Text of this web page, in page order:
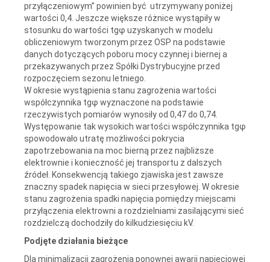
przyłączeniowym” powinien być utrzymywany poniżej
wartości 0,4. Jeszcze większe różnice wystąpiły w
stosunku do wartości tgφ uzyskanych w modelu
obliczeniowym tworzonym przez OSP na podstawie
danych dotyczących poboru mocy czynnej i biernej a
przekazywanych przez Spółki Dystrybucyjne przed
rozpoczęciem sezonu letniego.
W okresie wystąpienia stanu zagrożenia wartości
współczynnika tgφ wyznaczone na podstawie
rzeczywistych pomiarów wynosiły od 0,47 do 0,74.
Występowanie tak wysokich wartości współczynnika tgφ
spowodowało utratę możliwości pokrycia
zapotrzebowania na moc bierną przez najbliższe
elektrownie i konieczność jej transportu z dalszych
źródeł. Konsekwencją takiego zjawiska jest zawsze
znaczny spadek napięcia w sieci przesyłowej. W okresie
stanu zagrożenia spadki napięcia pomiędzy miejscami
przyłączenia elektrowni a rozdzielniami zasilającymi sieć
rozdzielczą dochodziły do kilkudziesięciu kV.
Podjęte działania bieżące
Dla minimalizacji zagrożenia ponownej awarii napięciowej